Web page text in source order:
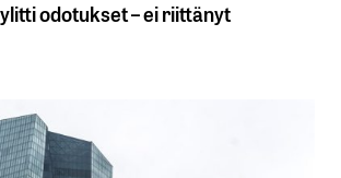
odotukset – ei riittänyt